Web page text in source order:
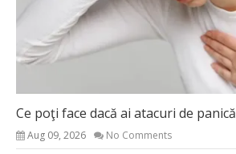
Ce poţi face dacă ai atacuri de panică
Aug 09, 2026 No Comments